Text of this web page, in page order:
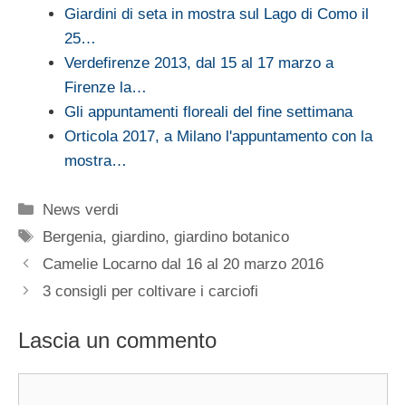
Giardini di seta in mostra sul Lago di Como il
25…
Verdefirenze 2013, dal 15 al 17 marzo a
Firenze la…
Gli appuntamenti floreali del fine settimana
Orticola 2017, a Milano l'appuntamento con la
mostra…
Categorie
News verdi
Tag
Bergenia,giardino,giardino botanico
Camelie Locarno dal 16 al 20 marzo 2016
3 consigli per coltivare i carciofi
Lascia un commento